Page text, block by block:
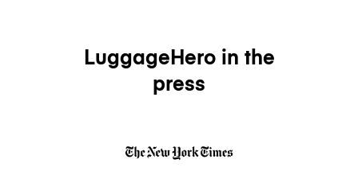
LuggageHero in the
press